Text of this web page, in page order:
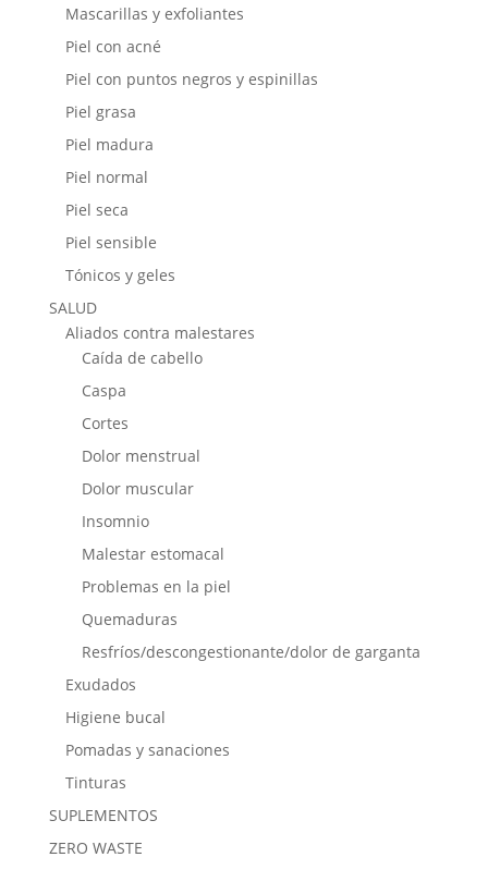
Mascarillas y exfoliantes
Piel con acné
Piel con puntos negros y espinillas
Piel grasa
Piel madura
Piel normal
Piel seca
Piel sensible
Tónicos y geles
SALUD
Aliados contra malestares
Caída de cabello
Caspa
Cortes
Dolor menstrual
Dolor muscular
Insomnio
Malestar estomacal
Problemas en la piel
Quemaduras
Resfríos/descongestionante/dolor de garganta
Exudados
Higiene bucal
Pomadas y sanaciones
Tinturas
SUPLEMENTOS
ZERO WASTE